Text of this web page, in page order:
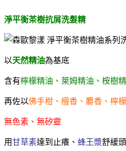
淨平衡茶樹抗屑洗髮精
以天然精油為基底
含有檸檬精油、萊姆精油、桉樹
再佐以佛手柑、檀香、麝香、檸
無色素、無矽靈
用甘草素達到止癢、 蜂王漿舒緩